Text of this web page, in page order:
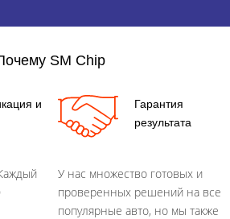
SM Chip
и
Гарантия
результата
У нас множество готовых и
проверенных решений на все
популярные авто, но мы также